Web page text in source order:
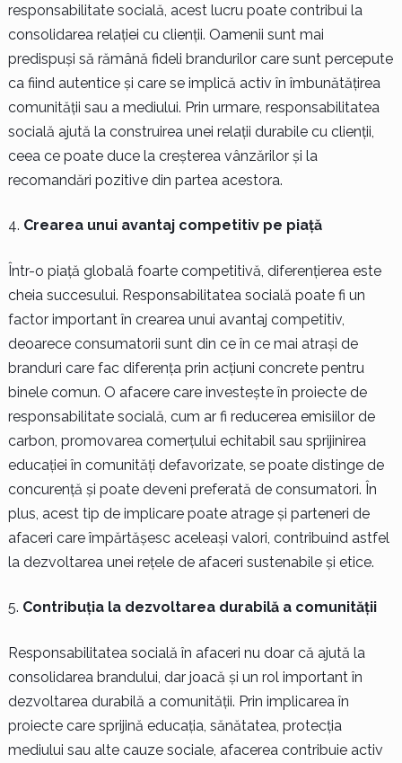
responsabilitate socială, acest lucru poate contribui la
consolidarea relației cu clienții. Oamenii sunt mai
predispuși să rămână fideli brandurilor care sunt percepute
ca fiind autentice și care se implică activ în îmbunătățirea
comunității sau a mediului. Prin urmare, responsabilitatea
socială ajută la construirea unei relații durabile cu clienții,
ceea ce poate duce la creșterea vânzărilor și la
recomandări pozitive din partea acestora.
Crearea unui avantaj competitiv pe piață
Într-o piață globală foarte competitivă, diferențierea este
cheia succesului. Responsabilitatea socială poate fi un
factor important în crearea unui avantaj competitiv,
deoarece consumatorii sunt din ce în ce mai atrași de
branduri care fac diferența prin acțiuni concrete pentru
binele comun. O afacere care investește în proiecte de
responsabilitate socială, cum ar fi reducerea emisiilor de
carbon, promovarea comerțului echitabil sau sprijinirea
educației în comunități defavorizate, se poate distinge de
concurență și poate deveni preferată de consumatori. În
plus, acest tip de implicare poate atrage și parteneri de
afaceri care împărtășesc aceleași valori, contribuind astfel
la dezvoltarea unei rețele de afaceri sustenabile și etice.
Contribuția la dezvoltarea durabilă a comunității
Responsabilitatea socială în afaceri nu doar că ajută la
consolidarea brandului, dar joacă și un rol important în
dezvoltarea durabilă a comunității. Prin implicarea în
proiecte care sprijină educația, sănătatea, protecția
mediului sau alte cauze sociale, afacerea contribuie activ